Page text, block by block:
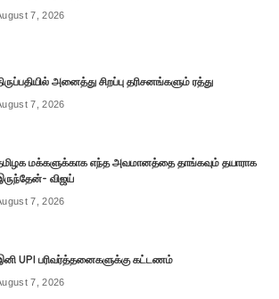
7, 2026
அனைத்து சிறப்பு தரிசனங்களும் ரத்து
7, 2026
மக்களுக்காக எந்த அவமானத்தை தாங்கவும் தயாராக
விஜய்
7, 2026
UPI பரிவர்த்தனைகளுக்கு கட்டணம்
7, 2026